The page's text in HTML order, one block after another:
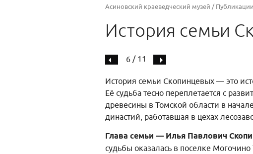
Асиновский краеведческий музей / Публикации
История семьи
6 / 11
История семьи Скопинцевых — это
Её судьба тесно переплетается с
древесины в Томской области в
династий, работавшая в цехах
Глава семьи — Илья Павлович
судьбы оказалась в поселке